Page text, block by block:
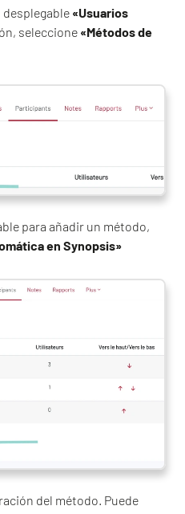
desplegable «Usuarios
seleccione «Métodos de
para añadir un método,
en Synopsis»
del método. Puede